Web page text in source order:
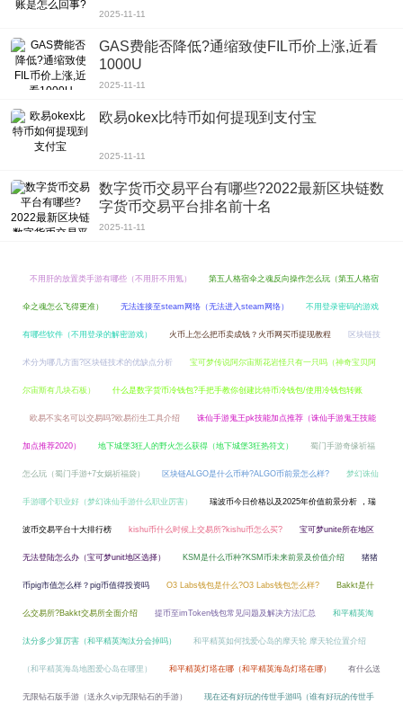
2025-11-11
GAS费能否降低?通缩致使FIL币价上涨,近看
1000U
2025-11-11
欧易okex比特币如何提现到支付宝
2025-11-11
数字货币交易平台有哪些?2022最新区块链数
字货币交易平台排名前十名
2025-11-11
不用肝的放置类手游有哪些（不用肝不用氪） 第五人格宿伞之魂反向操作怎么玩（第五人格宿
伞之魂怎么飞得更准） 无法连接至steam网络（无法进入steam网络） 不用登录密码的游戏
有哪些软件（不用登录的解密游戏） 火币上怎么把币卖成钱？火币网买币提现教程 区块链技
术分为哪几方面?区块链技术的优缺点分析 宝可梦传说阿尔宙斯花岩怪只有一只吗（神奇宝贝阿
尔宙斯有几块石板） 什么是数字货币冷钱包?手把手教你创建比特币冷钱包/使用冷钱包转账
欧易不实名可以交易吗?欧易衍生工具介绍 诛仙手游鬼王pk技能加点推荐（诛仙手游鬼王技能
加点推荐2020） 地下城堡3狂人的野火怎么获得（地下城堡3狂热符文） 蜀门手游奇缘祈福
怎么玩（蜀门手游+7女娲祈福袋） 区块链ALGO是什么币种?ALGO币前景怎么样? 梦幻诛仙
手游哪个职业好（梦幻诛仙手游什么职业厉害） 瑞波币今日价格以及2025年价值前景分析 ，瑞
波币交易平台十大排行榜 kishu币什么时候上交易所?kishu币怎么买? 宝可梦unite所在地区
无法登陆怎么办（宝可梦unit地区选择） KSM是什么币种?KSM币未来前景及价值介绍 猪猪
币pig市值怎么样？pig币值得投资吗 O3 Labs钱包是什么?O3 Labs钱包怎么样? Bakkt是什
么交易所?Bakkt交易所全面介绍 提币至imToken钱包常见问题及解决方法汇总 和平精英淘
汰分多少算厉害（和平精英淘汰分会掉吗） 和平精英如何找爱心岛的摩天轮 摩天轮位置介绍
（和平精英海岛地图爱心岛在哪里） 和平精英灯塔在哪（和平精英海岛灯塔在哪） 有什么送
无限钻石版手游（送永久vip无限钻石的手游） 现在还有好玩的传世手游吗（谁有好玩的传世手